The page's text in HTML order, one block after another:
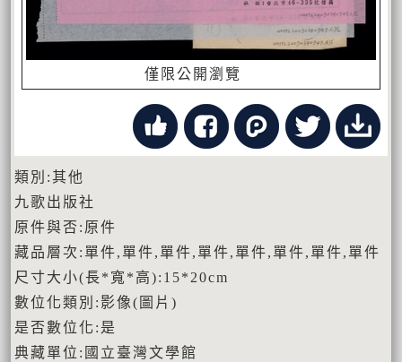
僅限公開瀏覽
類別:其他
九歌出版社
原件與否:原件
藏品層次:單件,單件,單件,單件,單件,單件,單件,單件
尺寸大小(長*寬*高):15*20cm
數位化類別:影像(圖片)
是否數位化:是
典藏單位:國立臺灣文學館